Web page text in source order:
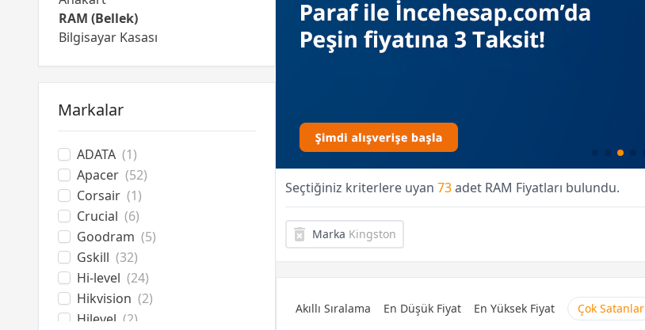
RAM (Bellek)
Bilgisayar Kasası
Optik Sürücüler
Markalar
ADATA (1)
Apacer (52)
Corsair (1)
Crucial (6)
Goodram (5)
Gskill (32)
Hi-level (24)
Hikvision (2)
Hilevel (2)
Seçtiğiniz kriterlere uyan 73adet RAM Fiyatları bulundu.
Marka Kingston
Akıllı Sıralama En Düşük Fiyat En Yüksek Fiyat Çok Satanlar